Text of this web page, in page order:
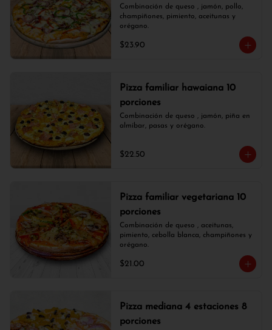
Combinación de queso , jamón, pollo,
champiñones, pimiento, aceitunas y
orégano.
$23.90
Pizza familiar hawaiana 10
porciones
Combinación de queso , jamón, piña en
almíbar, pasas y orégano.
$22.50
Pizza familiar vegetariana 10
porciones
Combinación de queso , aceitunas,
pimiento, cebolla blanca, champiñones y
orégano.
$21.00
Pizza mediana 4 estaciones 8
porciones